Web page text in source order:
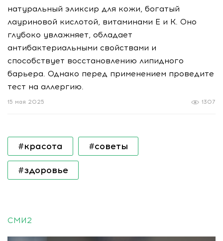
натуральный эликсир для кожи, богатый
лауриновой кислотой, витаминами E и K. Оно
глубоко увлажняет, обладает
антибактериальными свойствами и
способствует восстановлению липидного
барьера. Однако перед применением проведите
тест на аллергию.
1307
15 мая 2025
#красота #советы
#здоровье
СМИ2